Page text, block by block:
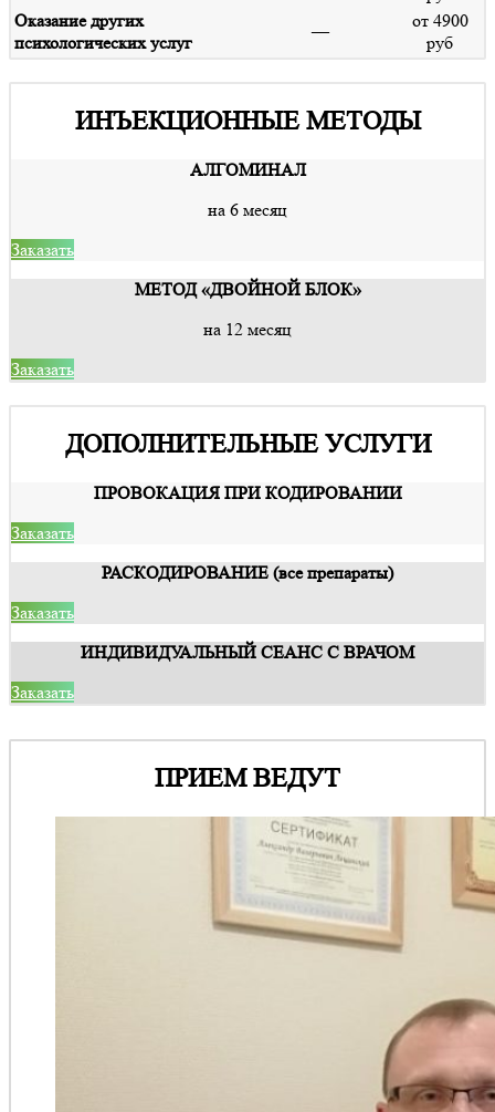
Оказание других
психологических услуг
—
от 4900
руб
ИНЪЕКЦИОННЫЕ МЕТОДЫ
АЛГОМИНАЛ
на 6 месяц
Заказать
МЕТОД «ДВОЙНОЙ БЛОК»
на 12 месяц
Заказать
ДОПОЛНИТЕЛЬНЫЕ УСЛУГИ
ПРОВОКАЦИЯ ПРИ КОДИРОВАНИИ
Заказать
РАСКОДИРОВАНИЕ (все препараты)
Заказать
ИНДИВИДУАЛЬНЫЙ СЕАНС С ВРАЧОМ
Заказать
ПРИЕМ ВЕДУТ